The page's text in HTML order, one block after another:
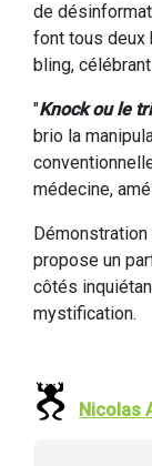
de
font tous deux
bling,
"Knock ou le
brio la
médecine,
propose un
côtés
mystification.
Nicolas